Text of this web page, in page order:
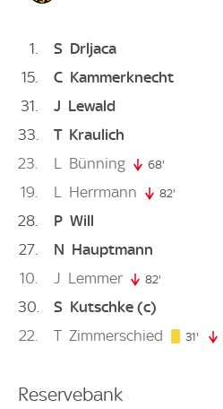
1 S Drljaca
15
C Kammerknecht
31
J Lewald
33
T Kraulich
23
L Bünning 68'
19 L Herrmann 82'
28 P Will
27
N Hauptmann
10
J Lemmer 82'
30 S Kutschke (c)
22
T Zimmerschied 31' 31.
Reservebank